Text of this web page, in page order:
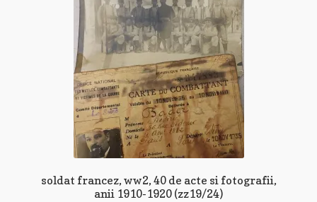
soldat francez, ww2, 40 de acte si fotografii,
anii 1910-1920 (zz19/24)